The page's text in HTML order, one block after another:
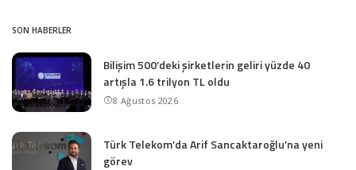
SON HABERLER
Bilişim 500’deki şirketlerin geliri yüzde 40
artışla 1.6 trilyon TL oldu
8 Ağustos 2026
Türk Telekom’da Arif Sancaktaroğlu’na yeni
görev